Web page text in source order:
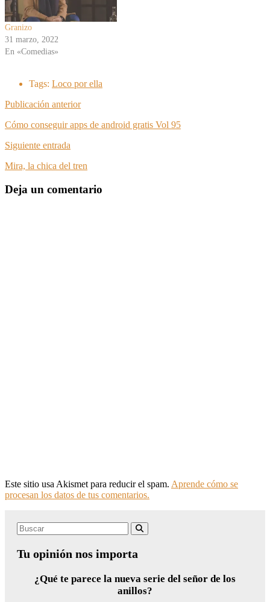
Granizo
31 marzo, 2022
En «Comedias»
Tags: Loco por ella
Publicación anterior
Cómo conseguir apps de android gratis Vol 95
Siguiente entrada
Mira, la chica del tren
Deja un comentario
Este sitio usa Akismet para reducir el spam. Aprende cómo se
procesan los datos de tus comentarios.
Search
Tu opinión nos importa
¿Qué te parece la nueva serie del señor de los
anillos?